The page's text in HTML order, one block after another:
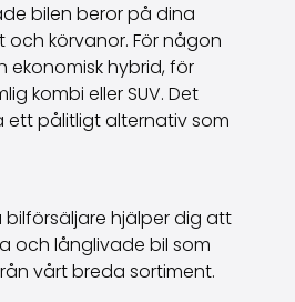
bilen beror på dina
körvanor. För någon
hybrid, för
kombi eller SUV. Det
ett pålitligt alternativ som
bilförsäljare hjälper dig att
och långlivade bil som
vårt breda sortiment.